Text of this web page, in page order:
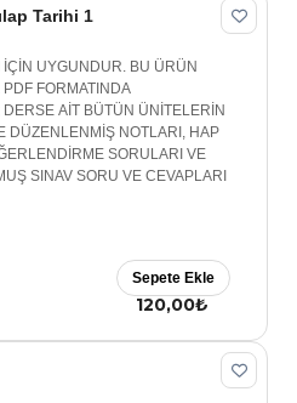
Tarihi 1
UYGUNDUR. BU ÜRÜN
PDF FORMATINDA
AİT BÜTÜN ÜNİTELERİN
DÜZENLENMİŞ NOTLARI, HAP
SORULARI VE
SINAV SORU VE CEVAPLARI
120,00₺
Sepete Ekle